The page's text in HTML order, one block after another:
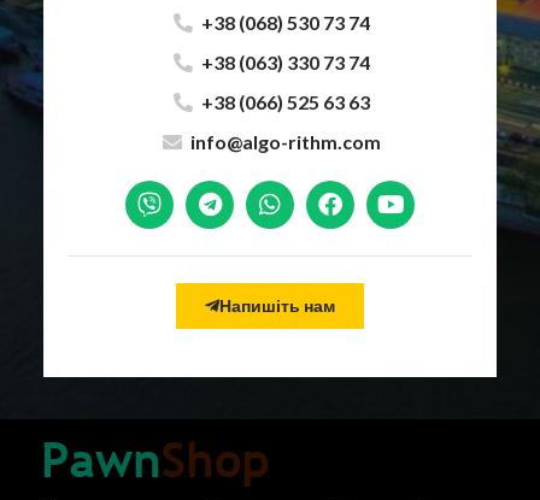
+38 (068) 530 73 74
+38 (063) 330 73 74
+38 (066) 525 63 63
info@algo-rithm.com
Напишіть нам